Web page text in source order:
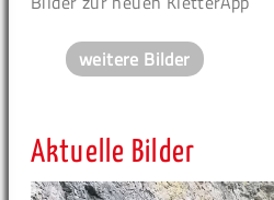
weitere Bilder
Aktuelle Bilder